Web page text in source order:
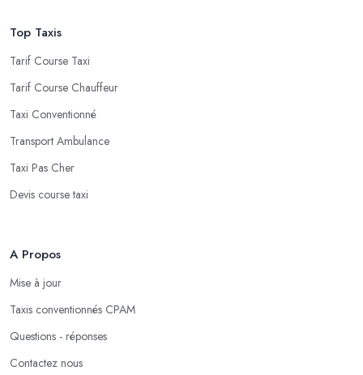
Top Taxis
Tarif Course Taxi
Tarif Course Chauffeur
Taxi Conventionné
Transport Ambulance
Taxi Pas Cher
Devis course taxi
A Propos
Mise à jour
Taxis conventionnés CPAM
Questions - réponses
Contactez nous